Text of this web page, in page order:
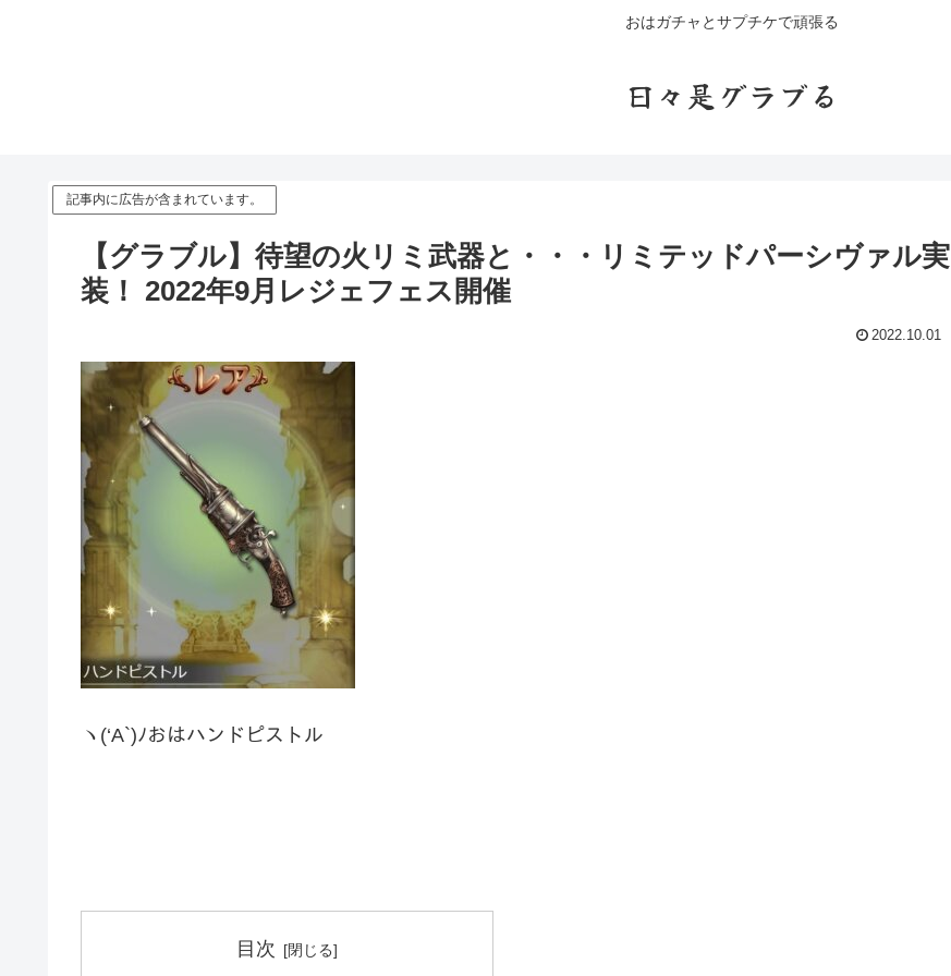
おはガチャとサプチケで頑張る
日々是グラブる
記事内に広告が含まれています。
【グラブル】待望の火リミ武器と・・・リミテッドパーシヴァル実
装！ 2022年9月レジェフェス開催
2022.10.01
ヽ(‘A`)ﾉおはハンドピストル
目次